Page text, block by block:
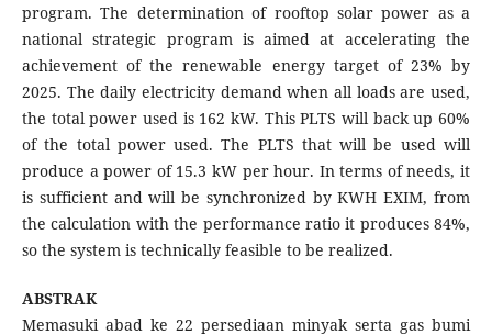
program. The determination of rooftop solar power as a
national strategic program is aimed at accelerating the
achievement of the renewable energy target of 23% by
2025. The daily electricity demand when all loads are used,
the total power used is 162 kW. This PLTS will back up 60%
of the total power used. The PLTS that will be used will
produce a power of 15.3 kW per hour. In terms of needs, it
is sufficient and will be synchronized by KWH EXIM, from
the calculation with the performance ratio it produces 84%,
so the system is technically feasible to be realized.
ABSTRAK
Memasuki abad ke 22 persediaan minyak serta gas bumi